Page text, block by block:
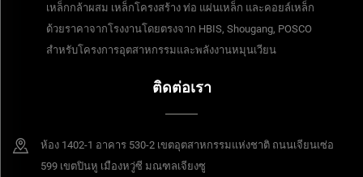
เหล็กกล้าผสม เหล็กโครงสร้าง ท่อ แผ่นเหล็ก และคอยล์เหล็ก
ด้วยราคาจากโรงงานโดยตรงจาก HBIS, Shougang, POSCO
สำหรับโครงการอุตสาหกรรมและพลังงานหมุนเวียน
ติดต่อเรา
ห้อง 1402-1 อาคาร 530-2 เขตอุตสาหกรรมแห่งชาติ ถนนเจียนเซ่อ
599 เขตปินหู เมืองหวู่ซี มณฑลเจียงซู